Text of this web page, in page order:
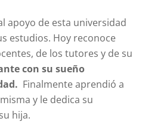
apoyo de esta universidad
estudios. Hoy reconoce
de los tutores y de su
con su sueño
Finalmente aprendió a
y le dedica su
hija.